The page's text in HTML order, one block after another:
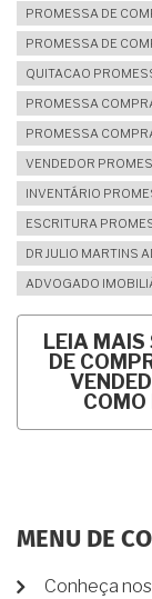
PROMESSA DE
PROMESSA DE
QUITACAO
PROMESSA
PROMESSA
VENDEDOR
INVENTÁRIO
ESCRITURA
DR JULIO MARTINS
ADVOGADO
LEIA MAIS
DE
MENU DE
Conheça